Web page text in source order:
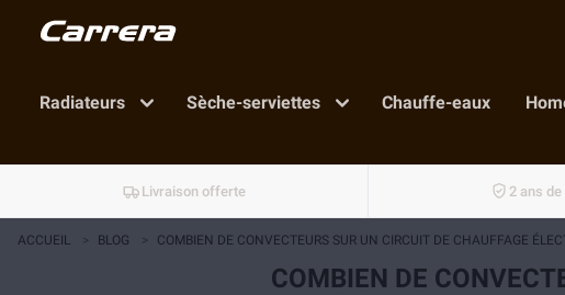
Radiateurs Sèche-serviettes Chauffe-eaux
Livraison offerte 2 ans
ACCUEIL > BLOG > COMBIEN DE CONVECTEURS SUR UN CIRCUIT DE CHAUFFAGE
COMBIEN DE